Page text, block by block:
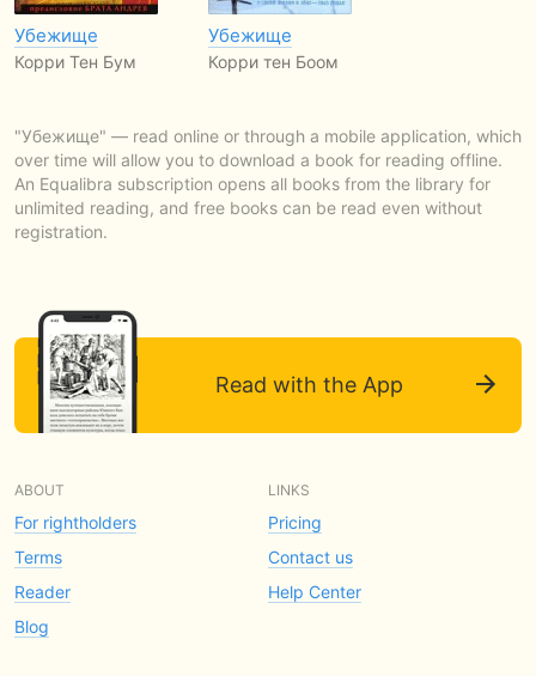
Убежище
Корри Тен Бум
Убежище
Корри тен Боом
"Убежище" — read online or through a mobile application, which
over time will allow you to download a book for reading offline.
An Equalibra subscription opens all books from the library for
unlimited reading, and free books can be read even without
registration.
Read with the App
ABOUT
For rightholders
Terms
Reader
Blog
LINKS
Pricing
Contact us
Help Center